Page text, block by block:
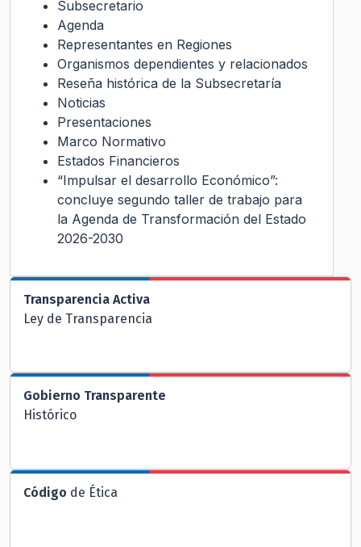
Subsecretario
Agenda
Representantes en Regiones
Organismos dependientes y relacionados
Reseña histórica de la Subsecretaría
Noticias
Presentaciones
Marco Normativo
Estados Financieros
“Impulsar el desarrollo Económico”:
concluye segundo taller de trabajo para
la Agenda de Transformación del Estado
2026-2030
Transparencia Activa
Ley de Transparencia
Gobierno Transparente
Histórico
Código de Ética